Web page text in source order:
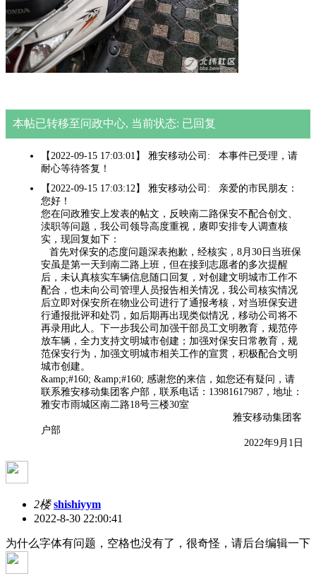
本帖已转移至问政中心, 当前状态: 已回复
【2022-09-15 17:03:01】 雅安移动公司: 本事件已受理，请
耐心等待答复！
【2022-09-15 17:03:12】 雅安移动公司: 亲爱的市民朋友：
您好！
您在问政雅安上发表的帖文，反映南二路保安不配合创文、
渎职等问题，我公司领导高度重视，赓即安排专人调查核
实，现回复如下：
首先对保安的态度问题深表抱歉，经核实，8月30日当班保
安虽是第一天到南二路上班，但在接到志愿者的多次提醒
后，未认真核实车辆信息随口回复，对创建文明城市工作不
配合，也未向公司管理人员报告相关情况，我公司核实情况
后立即对保安所在物业公司进行了通报考核，对当班保安进
行通报批评和处罚，如后期再出现类似情况，移动公司将不
再录用此人。下一步我公司加强干部员工文明教育，规范停
放车辆，全力支持文明城市创建；加强对保安日常教育，规
范保安行为，加强文明城市相关工作的宣贯，积极配合文明
城市创建。
&amp;#160; &amp;#160; 感谢您的来信，如您还有疑问，请
联系雅安移动集团客户部，联系电话：13981617987，地址：
雅安市雨城区南二路18号三楼30室
雅安移动集团客
户部
2022年9月1日
2楼 shishiyym
2022-8-30 22:00:41
为什么字体有问题，空格也没有了，很奇怪，请后台编辑一下